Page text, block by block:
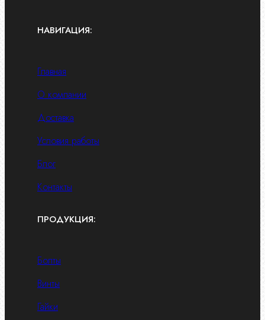
НАВИГАЦИЯ:
Главная
О компании
Доставка
Условия работы
Блог
Контакты
ПРОДУКЦИЯ:
Болты
Винты
Гайки